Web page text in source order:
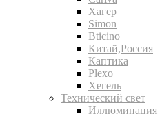
Хагер
Simon
Bticino
Китай,Россия
Каптика
Plexo
Хегель
Технический свет
Иллюминация